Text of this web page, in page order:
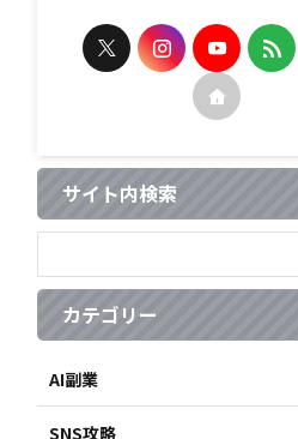
サイト内検索
カテゴリー
AI副業
SNS攻略